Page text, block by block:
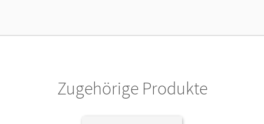
Zugehörige Produkte